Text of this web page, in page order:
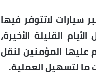
سيارات لاتتوفر فيها
القليلة الأخيرة،
المؤمنين لنقل
ما لتسهيل العملية.